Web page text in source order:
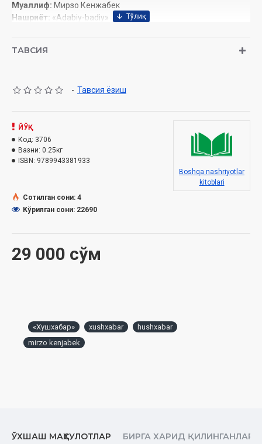
Муаллиф: Мирзо Кенжабек
Нашриёт: «Adabiy-badiy»
ISBN:978-9943-381-93-3
АЗИЗ ЎЗБEКИСТОН СEНИ КИМ СEВМАС!
Ватан кимга қолар
Жаҳон Ўзбекларига
Ватан
Шукрона
Тошкент таронаси
ТАВСИЯ
- Тавсия ёзиш
29 000 сўм
ЙЎҚ
Код: 3706
Вазни: 0.25кг
ISBN: 9789943381933
Boshqa nashriyotlar
kitoblari
Сотилган сони: 4
Кўрилган сони: 22690
«Хушхабар» xushxabar
hushxabar
mirzo kenjabek
ЎХШАШ МАҲСУЛОТЛАР БИРГА ХАРИД ҚИЛИНГАНЛАР